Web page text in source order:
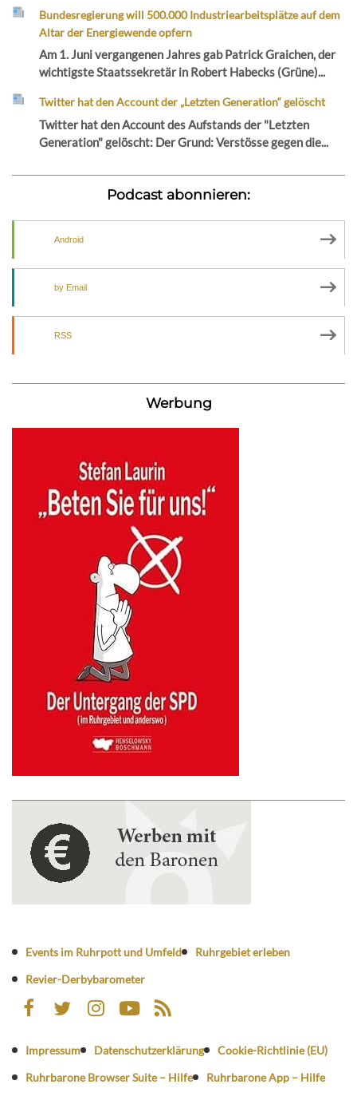
Bundesregierung will 500.000 Industriearbeitsplätze auf dem
Altar der Energiewende opfern
Am 1. Juni vergangenen Jahres gab Patrick Graichen, der
wichtigste Staatssekretär in Robert Habecks (Grüne)...
Twitter hat den Account der „Letzten Generation“ gelöscht
Twitter hat den Account des Aufstands der "Letzten
Generation" gelöscht: Der Grund: Verstösse gegen die...
Podcast abonnieren:
Android
by Email
RSS
Werbung
Events im Ruhrpott und Umfeld
Ruhrgebiet erleben
Revier-Derbybarometer
Impressum Datenschutzerklärung
Cookie-Richtlinie (EU)
Ruhrbarone Browser Suite – Hilfe
Ruhrbarone App – Hilfe